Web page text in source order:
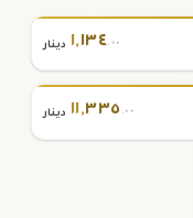
١,١٣٤.٠٠ دينار
١١,٣٣٥ .٠٠ دينار